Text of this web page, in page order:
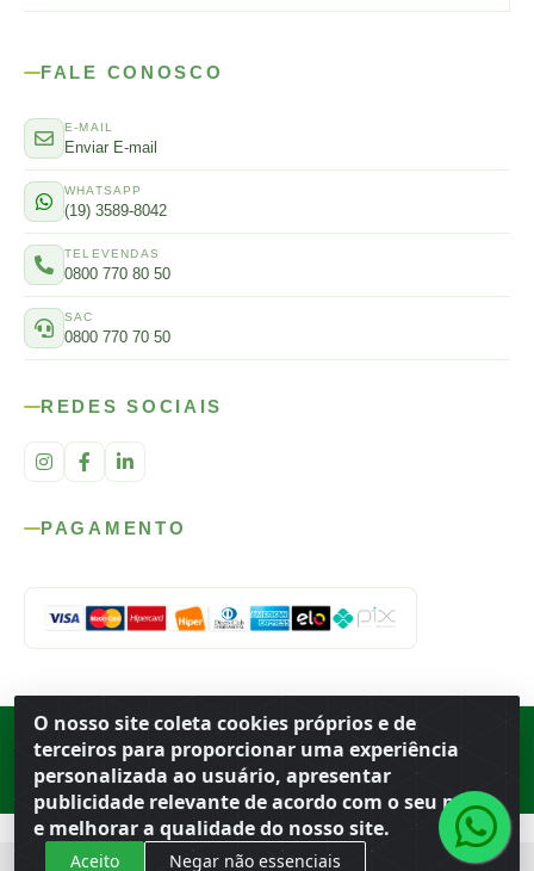
O nosso site coleta cookies próprios e de
terceiros para proporcionar uma experiência
personalizada ao usuário, apresentar
publicidade relevante de acordo com o seu perfil
e melhorar a qualidade do nosso site.
Aceito Negar não essenciais
FALE CONOSCO
E-MAIL
Enviar E-mail
WHATSAPP
(19) 3589-8042
TELEVENDAS
0800 770 80 50
SAC
0800 770 70 50
REDES SOCIAIS
PAGAMENTO
Rod. SP-215, s/n, km 98 — Área Rural Porto Ferreira ·BR
· CEP
· CNPJ 56.679.863/0001-91
© 2026 Atacado Ideal